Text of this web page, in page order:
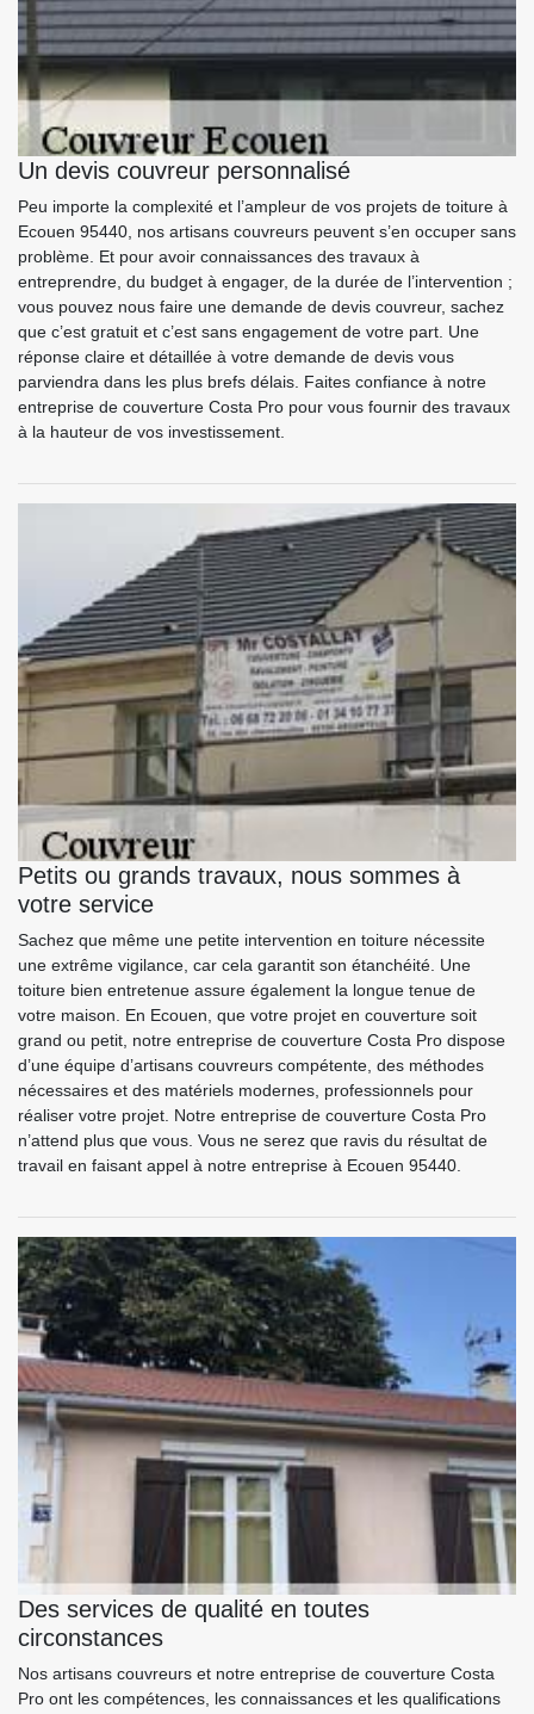
Un devis couvreur personnalisé
Peu importe la complexité et l’ampleur de vos projets de toiture à
Ecouen 95440, nos artisans couvreurs peuvent s’en occuper sans
problème. Et pour avoir connaissances des travaux à
entreprendre, du budget à engager, de la durée de l’intervention ;
vous pouvez nous faire une demande de devis couvreur, sachez
que c’est gratuit et c’est sans engagement de votre part. Une
réponse claire et détaillée à votre demande de devis vous
parviendra dans les plus brefs délais. Faites confiance à notre
entreprise de couverture Costa Pro pour vous fournir des travaux
à la hauteur de vos investissement.
Petits ou grands travaux, nous sommes à
votre service
Sachez que même une petite intervention en toiture nécessite
une extrême vigilance, car cela garantit son étanchéité. Une
toiture bien entretenue assure également la longue tenue de
votre maison. En Ecouen, que votre projet en couverture soit
grand ou petit, notre entreprise de couverture Costa Pro dispose
d’une équipe d’artisans couvreurs compétente, des méthodes
nécessaires et des matériels modernes, professionnels pour
réaliser votre projet. Notre entreprise de couverture Costa Pro
n’attend plus que vous. Vous ne serez que ravis du résultat de
travail en faisant appel à notre entreprise à Ecouen 95440.
Des services de qualité en toutes
circonstances
Nos artisans couvreurs et notre entreprise de couverture Costa
Pro ont les compétences, les connaissances et les qualifications